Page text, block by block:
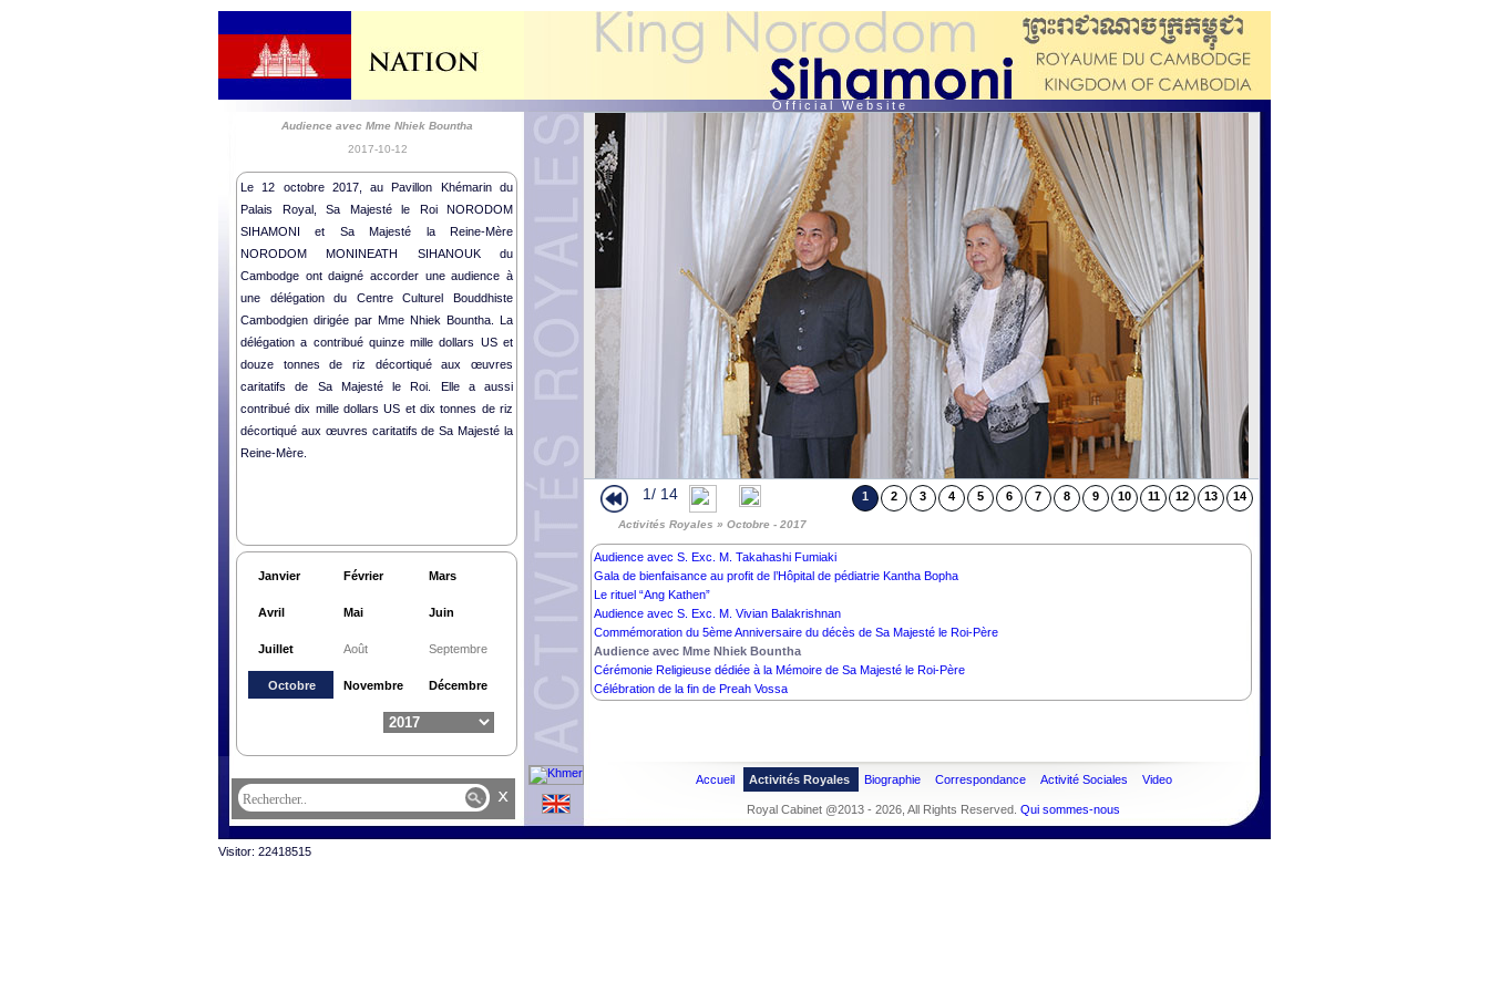
O f f i c i a l W e b s i t e
Audience avec Mme Nhiek Bountha
2017-10-12
Le 12 octobre 2017, au Pavillon Khémarin du
Palais Royal, Sa Majesté le Roi NORODOM
SIHAMONI et Sa Majesté la Reine-Mère
NORODOM MONINEATH SIHANOUK du
Cambodge ont daigné accorder une audience à
une délégation du Centre Culturel Bouddhiste
Cambodgien dirigée par Mme Nhiek Bountha. La
délégation a contribué quinze mille dollars US et
douze tonnes de riz décortiqué aux œuvres
caritatifs de Sa Majesté le Roi. Elle a aussi
contribué dix mille dollars US et dix tonnes de riz
décortiqué aux œuvres caritatifs de Sa Majesté la
Reine-Mère.
Janvier Février Mars
Avril Mai Juin
Juillet Août Septembre
Octobre Novembre Décembre
1/ 14 1 2 3 4 5 6 7 8 9 10 11 12 13 14
Activités Royales » Octobre - 2017
Audience avec S. Exc. M. Takahashi Fumiaki
Gala de bienfaisance au profit de l’Hôpital de pédiatrie Kantha Bopha
Le rituel “Ang Kathen”
Audience avec​​ S. Exc. M. Vivian Balakrishnan
Commémoration du 5ème Anniversaire du décès de Sa Majesté le Roi-Père
Audience avec Mme Nhiek Bountha
Cérémonie Religieuse dédiée à la Mémoire de Sa Majesté le Roi-Père
Célébration de la fin de Preah Vossa
x
Accueil Activités Royales Biographie Correspondance Activité Sociales Video
Royal Cabinet @2013 - 2026, All Rights Reserved. Qui sommes-nous
Visitor: 22418515